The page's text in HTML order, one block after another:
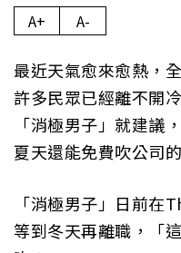
A+ A-
最近天氣愈來愈熱，
許多民眾已經離不開
「消極男子」就建議
夏天還能免費吹公司
「消極男子」日前在
等到冬天再離職，「